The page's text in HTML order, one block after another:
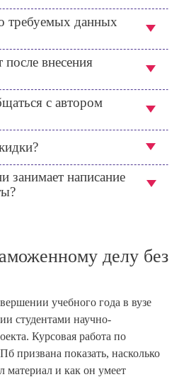
требуемых данных
внесения
с автором
занимает написание
делу без
учебного года в вузе
студентами научно-
Курсовая работа по
призвана показать, насколько
материал и как он умеет